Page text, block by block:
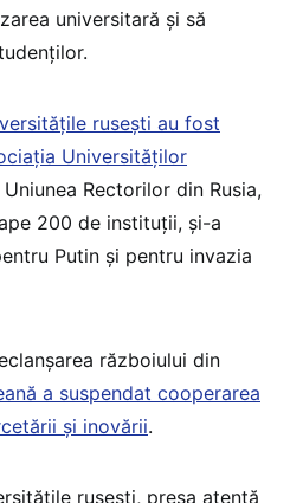
universitară și să
rusești au fost
Universităților
Rectorilor din Rusia,
200 de instituții, și-a
Putin și pentru invazia
războiului din
a suspendat cooperarea
și inovării.
rusești, presa atentă